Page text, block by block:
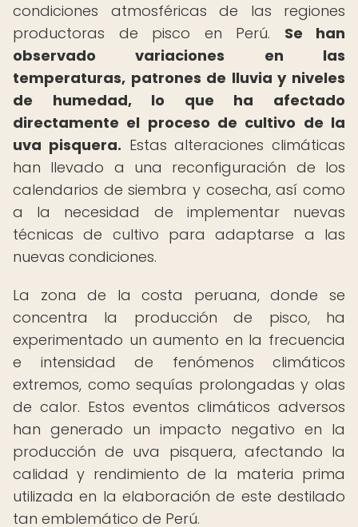
condiciones atmosféricas de las regiones
productoras de pisco en Perú. Se han
observado variaciones en las
temperaturas, patrones de lluvia y niveles
de humedad, lo que ha afectado
directamente el proceso de cultivo de la
uva pisquera. Estas alteraciones climáticas
han llevado a una reconfiguración de los
calendarios de siembra y cosecha, así como
a la necesidad de implementar nuevas
técnicas de cultivo para adaptarse a las
nuevas condiciones.
La zona de la costa peruana, donde se
concentra la producción de pisco, ha
experimentado un aumento en la frecuencia
e intensidad de fenómenos climáticos
extremos, como sequías prolongadas y olas
de calor. Estos eventos climáticos adversos
han generado un impacto negativo en la
producción de uva pisquera, afectando la
calidad y rendimiento de la materia prima
utilizada en la elaboración de este destilado
tan emblemático de Perú.